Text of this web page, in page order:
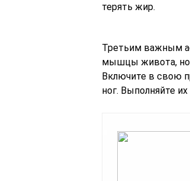
терять жир.
Третьим важным
мышцы живота, но
Включите в свою
ног. Выполняйте